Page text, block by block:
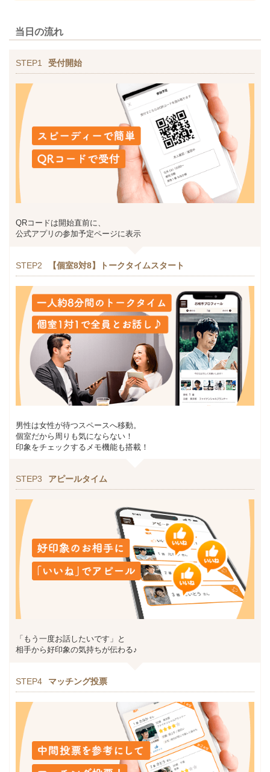
当日の流れ
STEP1 受付開始
QRコードは開始直前に、
公式アプリの参加予定ページに表示
STEP2 【個室8対8】トークタイムスタート
男性は女性が待つスペースへ移動。
個室だから周りも気にならない！
印象をチェックするメモ機能も搭載！
STEP3 アピールタイム
「もう一度お話したいです」と
相手から好印象の気持ちが伝わる♪
STEP4 マッチング投票